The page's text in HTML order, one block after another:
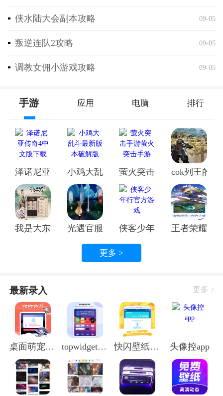
桌面萌宠总动员不仅是一款单人游戏，它还是一个社交
平台。在这里，你可以与其他玩家互动，结交志同道合
的小伙伴。你可以邀请他们一起组队参加竞技比赛，也
可以互相交流养宠心得。这种互动性，让游戏变得更加
竞技比赛，展现你的实力
你在游戏中大显身手。你可以参加单人赛、组队赛，甚
至是跨服比赛。在这些比赛中，你需要运用策略，发挥
你的萌宠技能，才能取得胜利。这不仅考验你的操作技
巧，还考验你的团队协作能力。
游戏特色，亮点多多
1. 丰富的萌宠种类：超过100种萌宠供你选择，每一只
都有独特的魅力。
侠水陆大会副本攻略 09-05
叛逆连队2攻略 09-05
调教女佣小游戏攻略 09-05
手游 应用 电脑 排行
泽诺尼亚传奇4中文版下载小鸡大乱斗最新版本破解版
萤火突击手游萤火突击手
cok列王的纷
我是大东家手游官方正版
光遇官服光遇官服侠客少年行官方游戏
王者荣耀官
更多 >
最新录入 更多
桌面萌宠总动员最新版app topwidgets万能小组件官方版 快闪壁纸app 头像控app